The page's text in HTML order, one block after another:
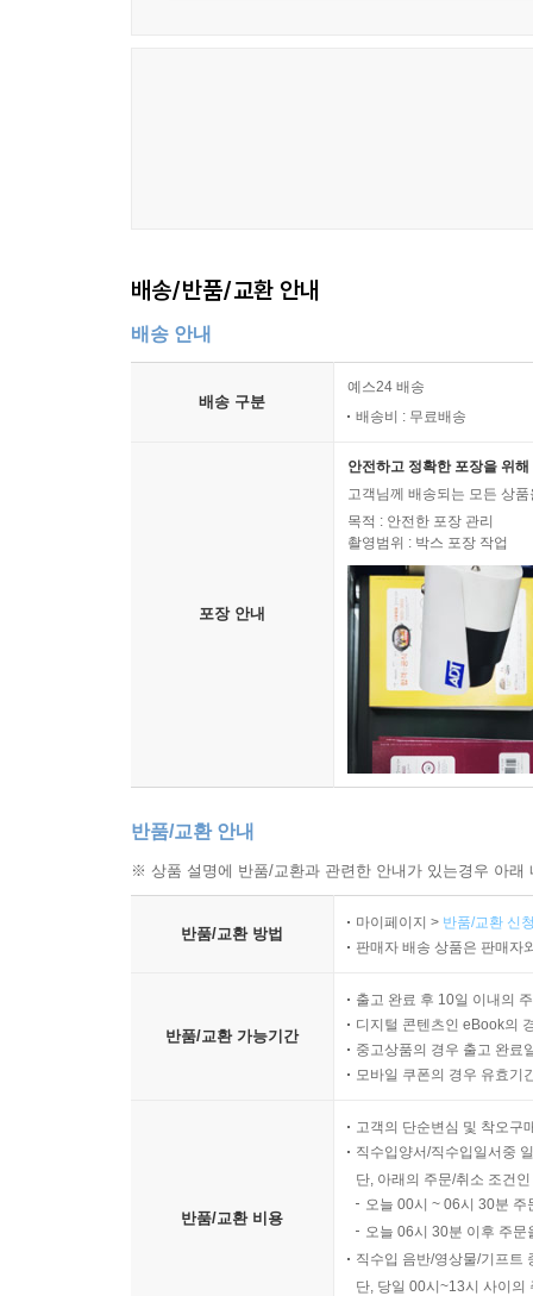
배송/반품/교환 안내
배송 안내
배송 구분
예스24 배송
배송비 : 무료배송
포장 안내
안전하고 정확한 포장을 위
고객님께 배송되는 모든 상
목적 : 안전한 포장 관리
촬영범위 : 박스 포장 작업
반품/교환 안내
※ 상품 설명에 반품/교환과 관련한 안내가 있는경우 아
반품/교환 방법
마이페이지 > 반품/교환 신
판매자 배송 상품은 판매자
반품/교환 가능기간
출고 완료 후 10일 이내의
디지털 콘텐츠인 eBook의
중고상품의 경우 출고 완료
모바일 쿠폰의 경우 유효기
반품/교환 비용
고객의 단순변심 및 착오구
직수입양서/직수입일서중
단, 아래의 주문/취소 조건
오늘 00시 ~ 06시 30분
오늘 06시 30분 이후 주
직수입 음반/영상물/기프트
단, 당일 00시~13시 사이의